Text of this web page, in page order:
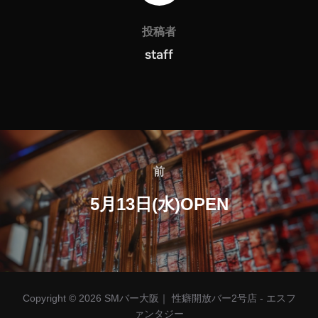
投稿者
staff
前
5月13日(水)OPEN
Copyright © 2026 SMバー大阪｜ 性癖開放バー2号店 - エスフ
ァンタジー